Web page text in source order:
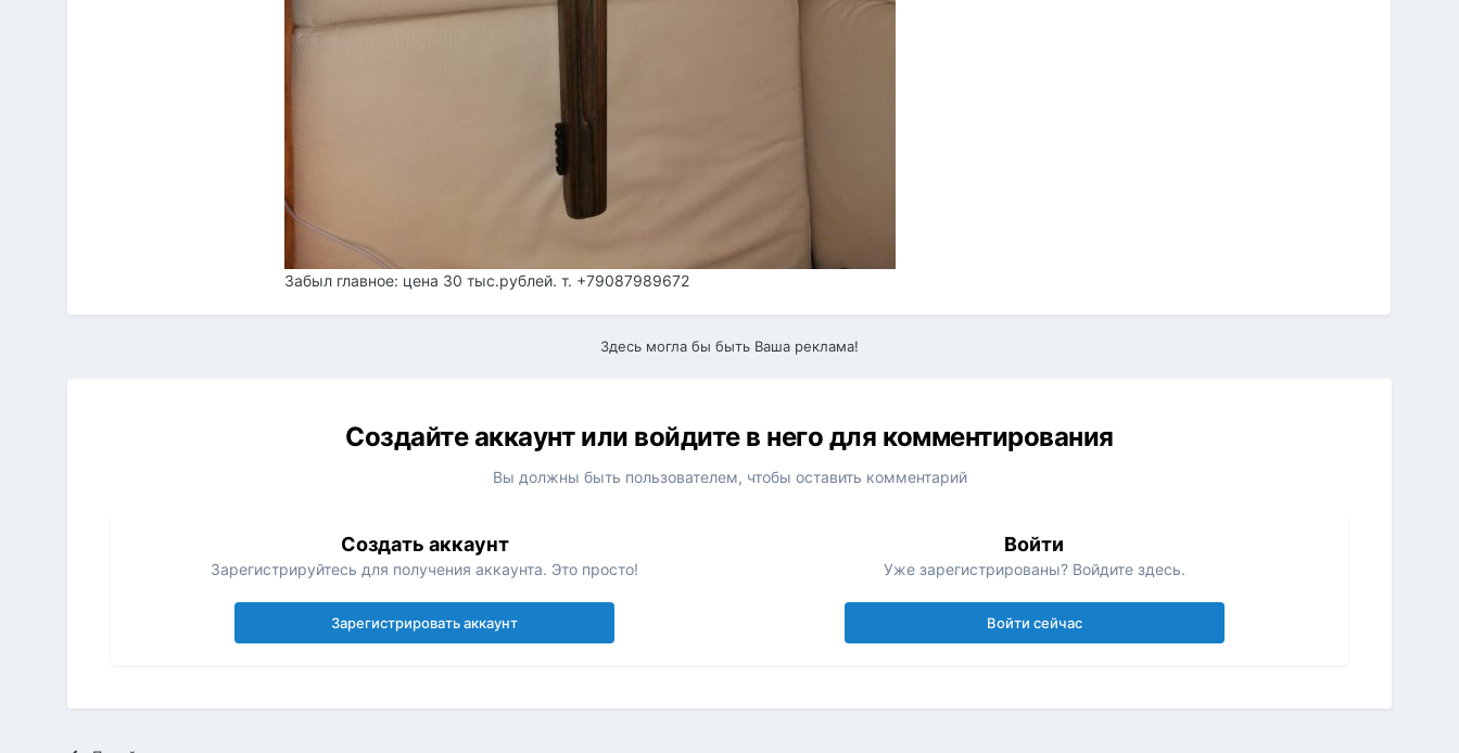
Забыл главное: цена 30 тыс.рублей. т. +79087989672
Здесь могла бы быть Ваша реклама!
Создайте аккаунт или войдите в него для комментирования
Вы должны быть пользователем, чтобы оставить комментарий
Создать аккаунт
Зарегистрируйтесь для получения аккаунта. Это просто!
Зарегистрировать аккаунт
Войти
Уже зарегистрированы? Войдите здесь.
Войти сейчас